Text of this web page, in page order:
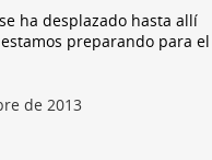
ha desplazado hasta allí
preparando para el
de 2013